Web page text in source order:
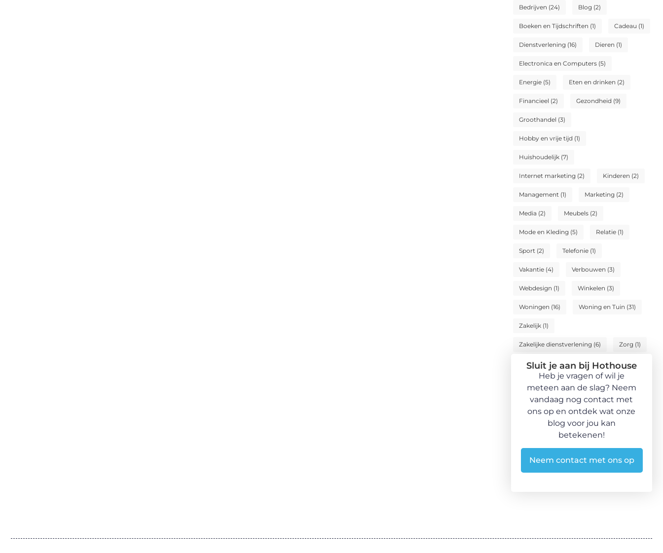
Bedrijven (24) Blog (2)
Boeken en Tijdschriften (1) Cadeau (1)
Dienstverlening (16) Dieren (1)
Electronica en Computers (5)
Energie (5) Eten en drinken (2)
Financieel (2) Gezondheid (9)
Groothandel (3)
Hobby en vrije tijd (1)
Huishoudelijk (7)
Internet marketing (2) Kinderen (2)
Management (1) Marketing (2)
Media (2) Meubels (2)
Mode en Kleding (5) Relatie (1)
Sport (2) Telefonie (1)
Vakantie (4) Verbouwen (3)
Webdesign (1) Winkelen (3)
Woningen (16) Woning en Tuin (31)
Zakelijk (1)
Zakelijke dienstverlening (6) Zorg (1)
Sluit je aan bij Hothouse
Heb je vragen of wil je
meteen aan de slag? Neem
vandaag nog contact met
ons op en ontdek wat onze
blog voor jou kan
betekenen!
Neem contact met ons op